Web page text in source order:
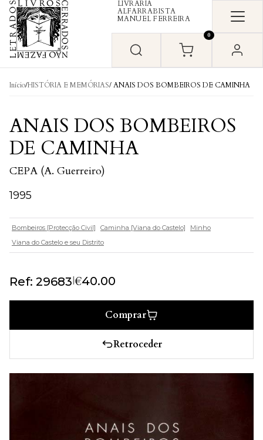
Skip to content
LIVRARIA
ALFARRABISTA
MANUEL FERREIRA
0
Início/HISTÓRIA E MEMÓRIAS/ ANAIS DOS BOMBEIROS DE CAMINHA
ANAIS DOS BOMBEIROS
DE CAMINHA
CEPA (A. Guerreiro)
1995
Bombeiros [Protecção Civil] Caminha [Viana do Castelo]
Minho
Viana do Castelo e seu Distrito
Ref: 29683|€40.00
Comprar
Retroceder